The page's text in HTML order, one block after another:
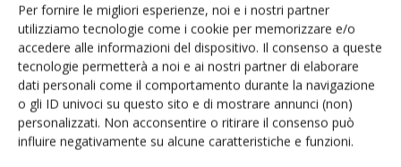
Per fornire le migliori esperienze, noi e i nostri partner
utilizziamo tecnologie come i cookie per memorizzare e/o
accedere alle informazioni del dispositivo. Il consenso a queste
tecnologie permetterà a noi e ai nostri partner di elaborare
dati personali come il comportamento durante la navigazione
o gli ID univoci su questo sito e di mostrare annunci (non)
personalizzati. Non acconsentire o ritirare il consenso può
influire negativamente su alcune caratteristiche e funzioni.
LASCIA UN COMMENTO